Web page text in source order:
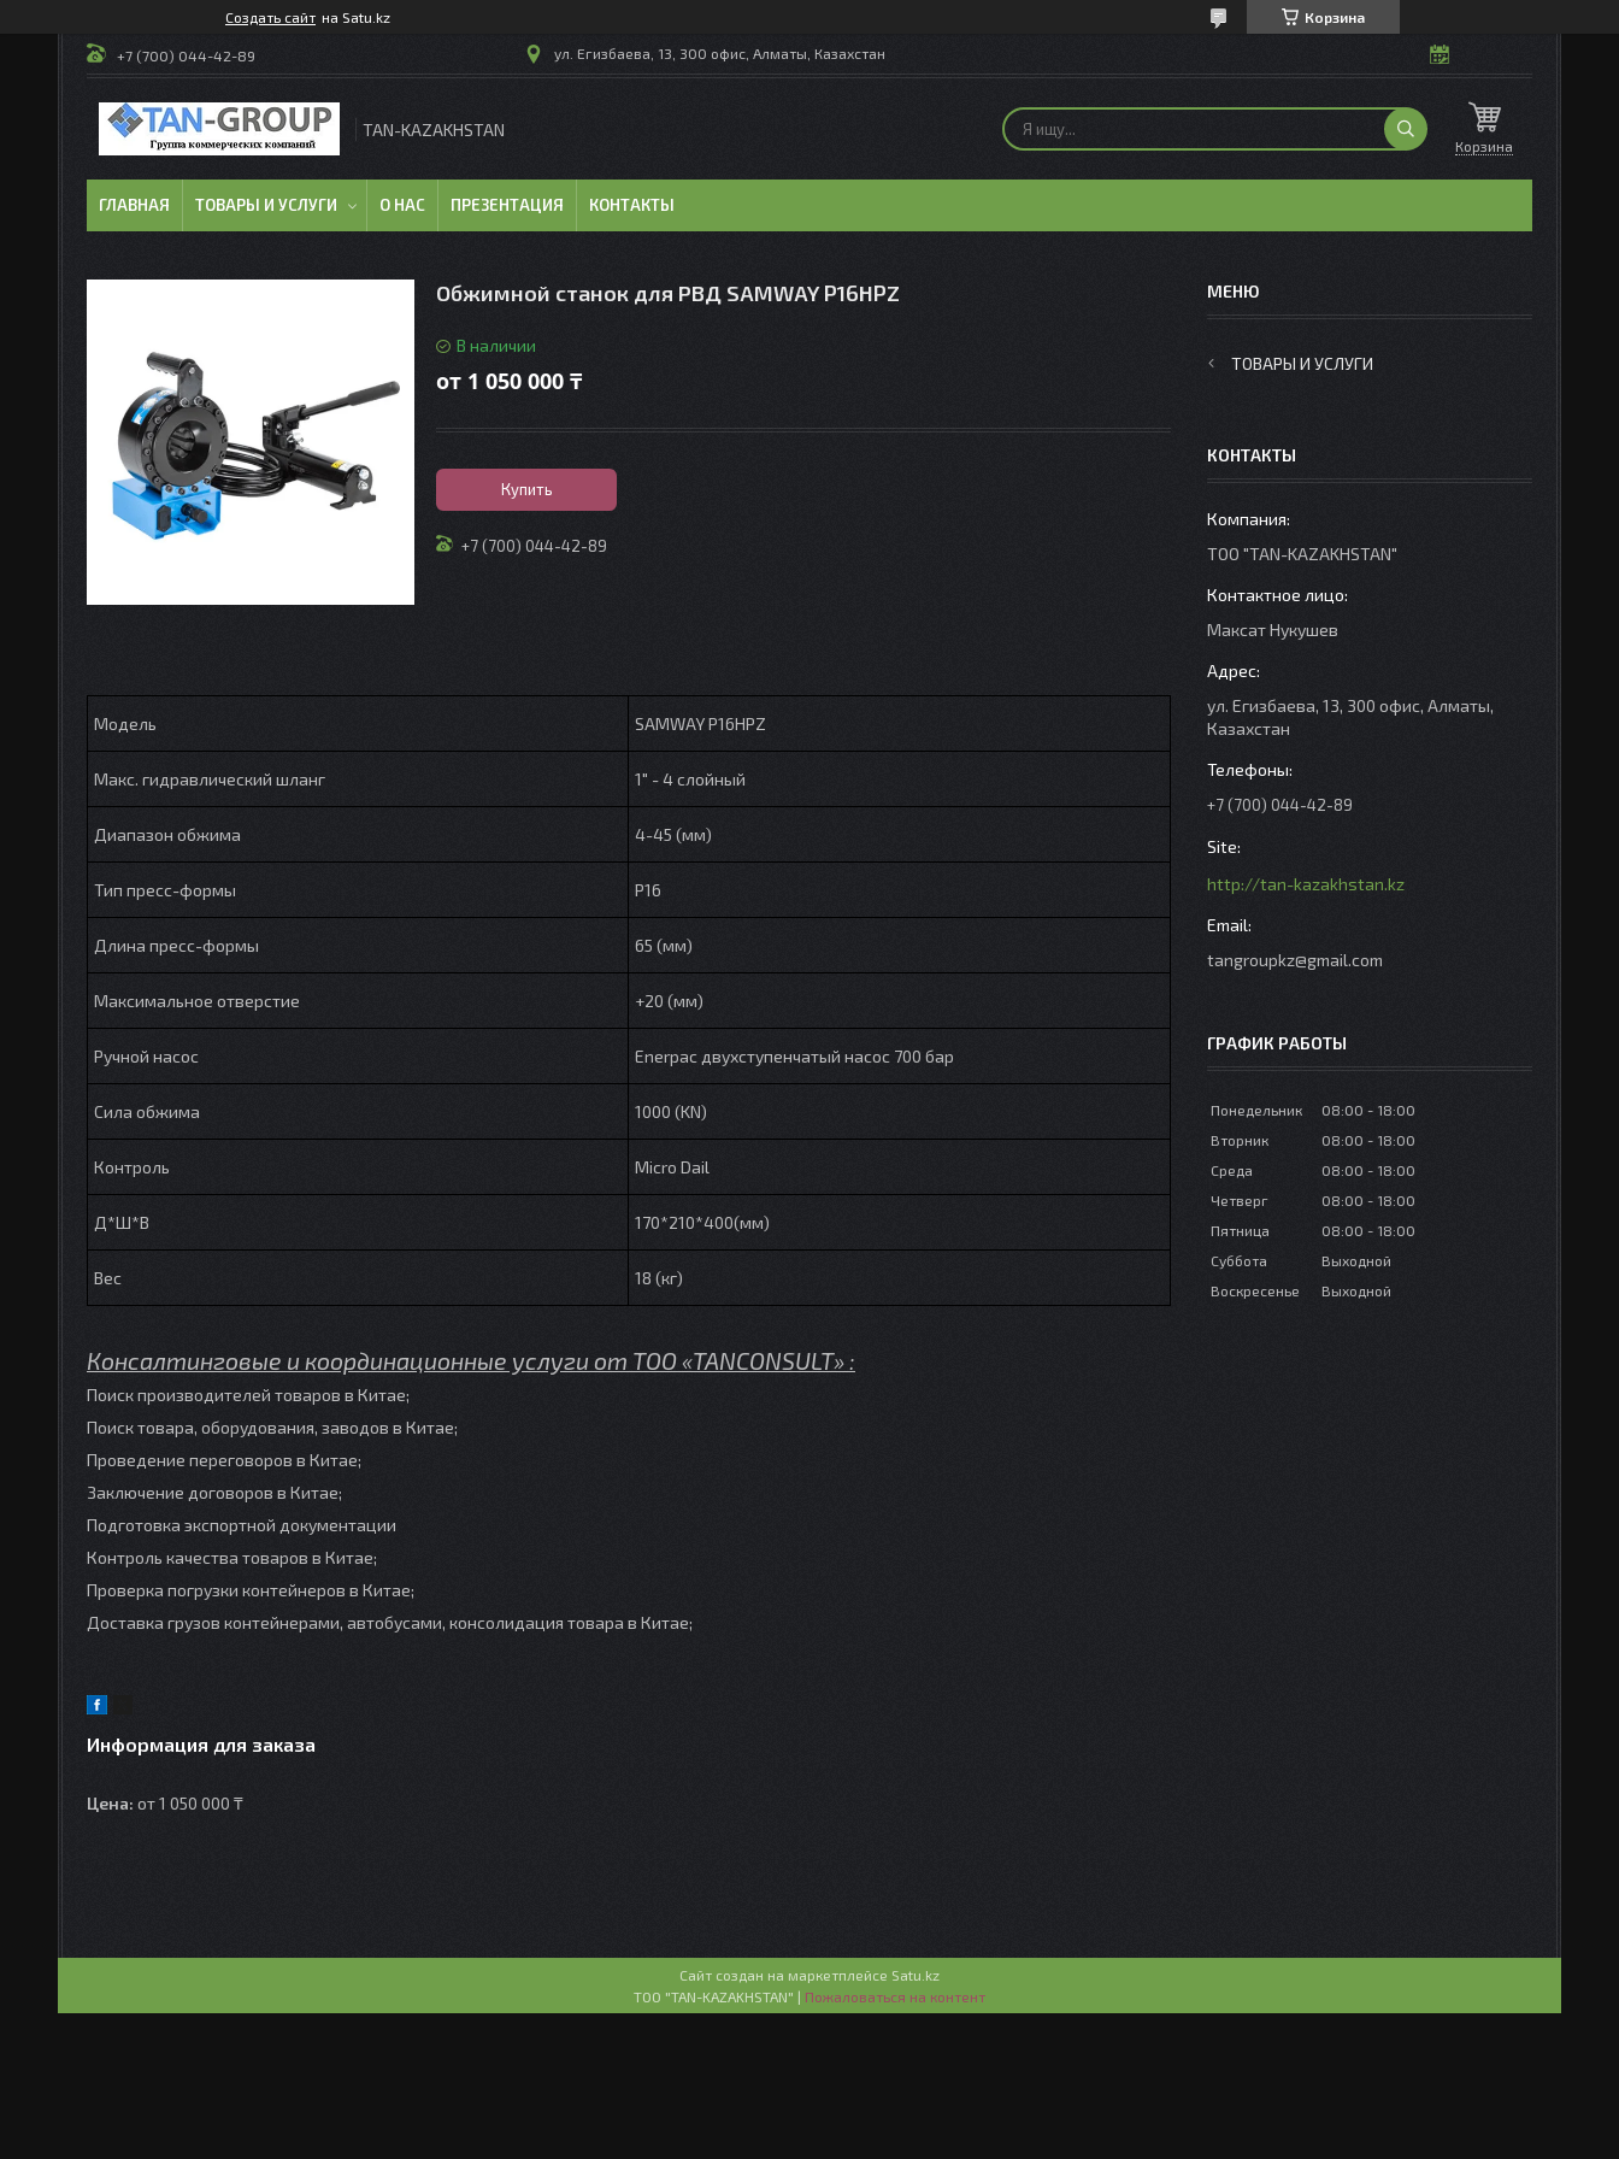
Создать сайт на Satu.kz Корзина
+7 (700) 044-42-89 ул. Егизбаева, 13, 300 офис, Алматы, Казахстан
TAN-KAZAKHSTAN
Корзина
ГЛАВНАЯ ТОВАРЫ И УСЛУГИ О НАС ПРЕЗЕНТАЦИЯ КОНТАКТЫ
Обжимной станок для РВД SAMWAY P16HPZ
В наличии
от 1 050 000 ₸
Купить
+7 (700) 044-42-89
Модель SAMWAY P16HPZ
Макс. гидравлический шланг 1" - 4 слойный
Диапазон обжима 4-45 (мм)
Тип пресс-формы P16
Длина пресс-формы 65 (мм)
Максимальное отверстие +20 (мм)
Ручной насос Enerpac двухступенчатый насос 700 бар
Сила обжима 1000 (KN)
Контроль Micro Dail
Д*Ш*В 170*210*400(мм)
Вес 18 (кг)
Консалтинговые и координационные услуги от TOO «TANCONSULT» :
Поиск производителей товаров в Китае;
Поиск товара, оборудования, заводов в Китае;
Проведение переговоров в Китае;
Заключение договоров в Китае;
Подготовка экспортной документации
Контроль качества товаров в Китае;
Проверка погрузки контейнеров в Китае;
Доставка грузов контейнерами, автобусами, консолидация товара в Китае;
Информация для заказа
Цена: от 1 050 000 ₸
ТОВАРЫ И УСЛУГИ
КОНТАКТЫ
ТОО "TAN-KAZAKHSTAN"
Максат Нукушев
ул. Егизбаева, 13, 300 офис, Алматы,
Казахстан
+7 (700) 044-42-89
http://tan-kazakhstan.kz
tangroupkz@gmail.com
ГРАФИК РАБОТЫ
Понедельник 08:00
18:00
Вторник
08:00
18:00
Среда
08:00
18:00
Четверг
08:00
18:00
Пятница
08:00
18:00
Суббота
Выходной
Воскресенье
Выходной
Сайт создан на маркетплейсе Satu.kz
ТОО "TAN-KAZAKHSTAN" | Пожаловаться на контент